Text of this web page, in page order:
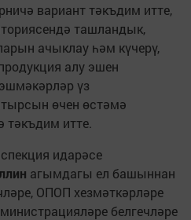
вариант тәкъдим итте,
ташландык,
ачыклау һәм күчерү,
алу эшен
эшмәкәрләр үз
өчен өстәмә
тәкъдим итте.
идарәсе
агымдагы ел башыннан
ОПОП хезмәткәрләре
белгечләре